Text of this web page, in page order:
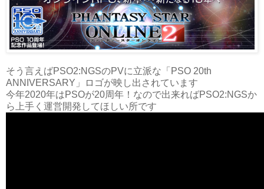
そう言えばPSO2:NGSのPVに立派な「PSO 20th
ANNIVERSARY」ロゴが映し出されています
今年2020年はPSOが20周年！なので出来ればPSO2:NGSか
ら上手く運営開発してほしい所です